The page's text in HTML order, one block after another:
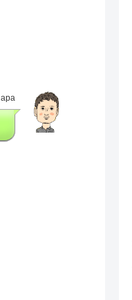
apa